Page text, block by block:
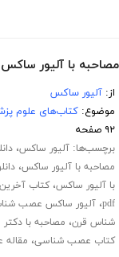
با آلیور ساکس
از:آلیور ساکس
موضوع:کتاب‌های علوم
۹۲ صفحه
برچسب‌ها:آلیور ساکس،
مصاحبه با آلیور ساکس،
با آلیور ساکس،کتاب
pdf،آلیور ساکس عصب
شناس قرن، مصاحبه با
کتاب عصب شناسی،